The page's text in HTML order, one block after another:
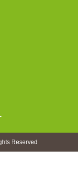
Reserved